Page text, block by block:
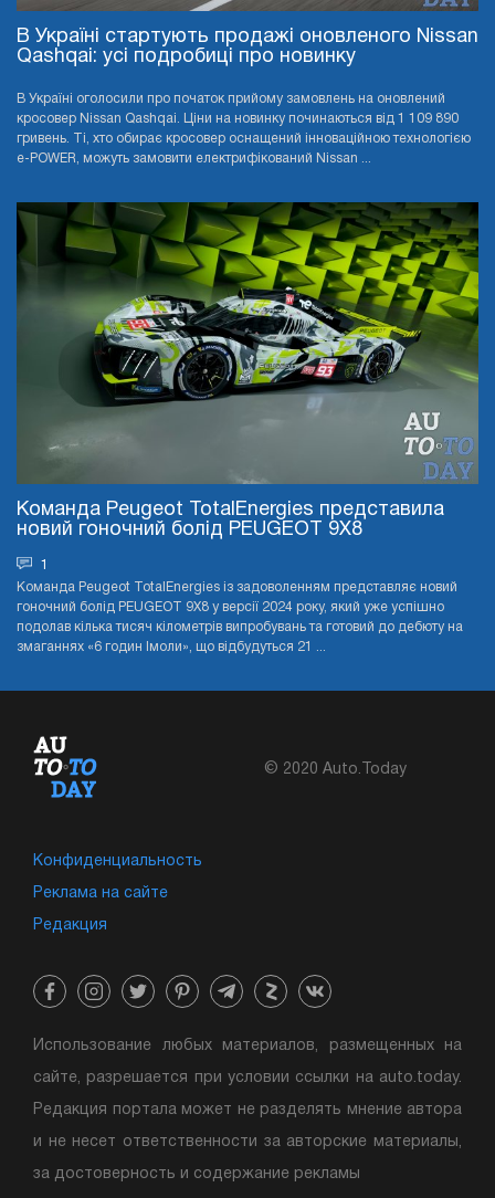
В Україні стартують продажі оновленого Nissan
Qashqai: усі подробиці про новинку
В Україні оголосили про початок прийому замовлень на оновлений
кросовер Nissan Qashqai. Ціни на новинку починаються від 1 109 890
гривень. Ті, хто обирає кросовер оснащений інноваційною технологією
e-POWER, можуть замовити електрифікований Nissan ...
Команда Peugeot TotalEnergies представила
новий гоночний болід PEUGEOT 9X8
1
Команда Peugeot TotalEnergies із задоволенням представляє новий
гоночний болід PEUGEOT 9X8 у версії 2024 року, який уже успішно
подолав кілька тисяч кілометрів випробувань та готовий до дебюту на
змаганнях «6 годин Імоли», що відбудуться 21 ...
© 2020 Auto.Today
Конфиденциальность
Реклама на сайте
Редакция
Использование любых материалов, размещенных на
сайте, разрешается при условии ссылки на auto.today.
Редакция портала может не разделять мнение автора
и не несет ответственности за авторские материалы,
за достоверность и содержание рекламы